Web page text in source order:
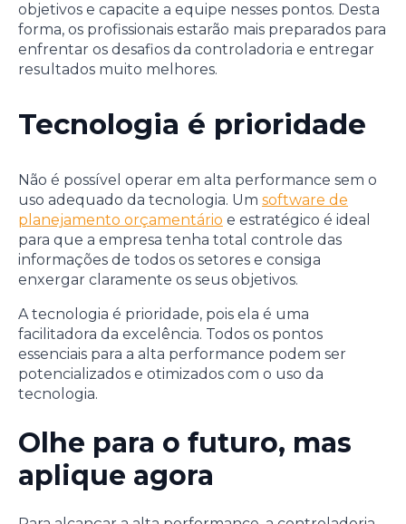
objetivos e capacite a equipe nesses pontos. Desta
forma, os profissionais estarão mais preparados para
enfrentar os desafios da controladoria e entregar
resultados muito melhores.
Tecnologia é prioridade
Não é possível operar em alta performance sem o
uso adequado da tecnologia. Um software de
planejamento orçamentário e estratégico é ideal
para que a empresa tenha total controle das
informações de todos os setores e consiga
enxergar claramente os seus objetivos.
A tecnologia é prioridade, pois ela é uma
facilitadora da excelência. Todos os pontos
essenciais para a alta performance podem ser
potencializados e otimizados com o uso da
tecnologia.
Olhe para o futuro, mas
aplique agora